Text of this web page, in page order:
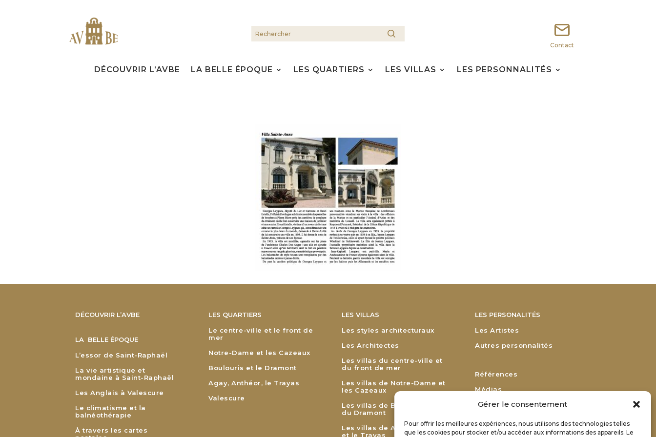
Gérer le consentement
Pour offrir les meilleures expériences, nous utilisons des technologies telles
que les cookies pour stocker et/ou accéder aux informations des appareils. Le
Contact
DÉCOUVRIR L’AVBE LA BELLE ÉPOQUE LES QUARTIERS LES VILLAS LES PERSONNALITÉS
DÉCOUVRIR L’AVBE
LA BELLE ÉPOQUE
L’essor de Saint-Raphaël
La vie artistique et
mondaine à Saint-Raphaël
Les Anglais à Valescure
Le climatisme et la
balnéothérapie
À travers les cartes
LES QUARTIERS
Le centre-ville et le front de
mer
Notre-Dame et les Cazeaux
Boulouris et le Dramont
Agay, Anthéor, le Trayas
Valescure
LES VILLAS
Les styles architecturaux
Les Architectes
Les villas du centre-ville et
du front de mer
Les villas de Notre-Dame et
les Cazeaux
Les villas de Boulouris et
du Dramont
Les villas de Agay, Anthéor
et le Trayas
LES PERSONALITÉS
Les Artistes
Autres personnalités
Références
Médias
Remerciements
Bulletin d’adhésion
Bulletin de renouvellement